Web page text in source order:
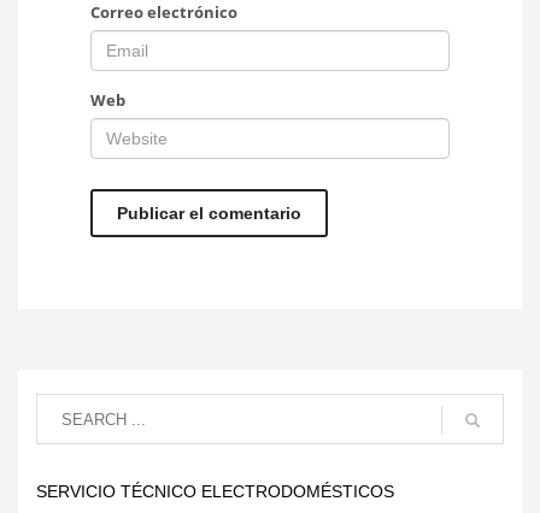
Correo electrónico
Web
SERVICIO TÉCNICO ELECTRODOMÉSTICOS